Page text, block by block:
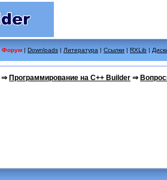
Форум | Downloads | Литература | Ссылки | RXLib |
⇒ Программирование на C++ Builder ⇒